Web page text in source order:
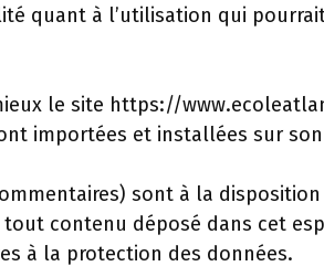
quant à l’utilisation qui
le site https://
importées et installées sur
sont à la
contenu déposé dans cet
à la protection des données.